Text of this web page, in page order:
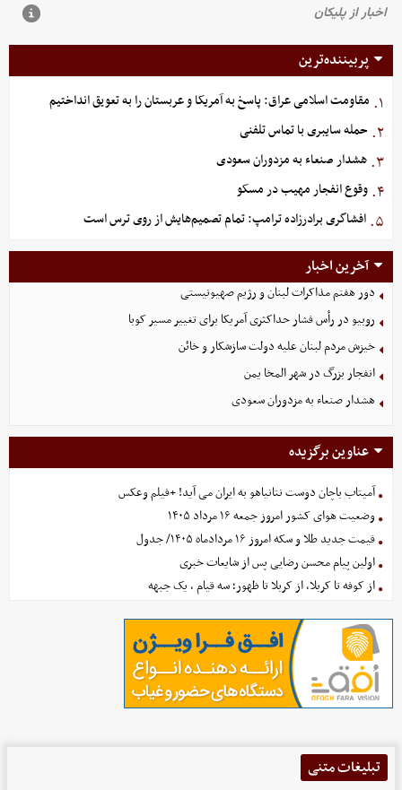
پربیننده‌ترین
۱. مقاومت اسلامی عراق: پاسخ به آمریکا و عربستان را به تعویق انداختیم
۲. حمله سایبری با تماس تلفنی
۳. هشدار صنعاء به مزدوران سعودی
۴. وقوع انفجار مهیب در مسکو
۵. افشاگری برادرزاده ترامپ: تمام تصمیم‌هایش از روی ترس است
آخرین اخبار
دور هفتم مذاکرات لبنان و رژیم صهیونیستی
روبیو در رأس فشار حداکثری آمریکا برای تغییر مسیر کوبا
خیزش مردم لبنان علیه دولت سازشکار و خائن
انفجار بزرگ در شهر المخا یمن
هشدار صنعاء به مزدوران سعودی
عناوین برگزیده
آمیتاب باچان دوست نتانیاهو به ایران می آید! +فیلم وعکس
وضعیت هوای کشور امروز جمعه ۱۶ مرداد ۱۴۰۵
قیمت جدید طلا و سکه امروز ۱۶ مردادماه ۱۴۰۵/ جدول
اولین پیام محسن رضایی پس از شایعات خبری
از کوفه تا کربلا، از کربلا تا ظهور؛ سه قیام ، یک جبهه
تبلیغات متنی